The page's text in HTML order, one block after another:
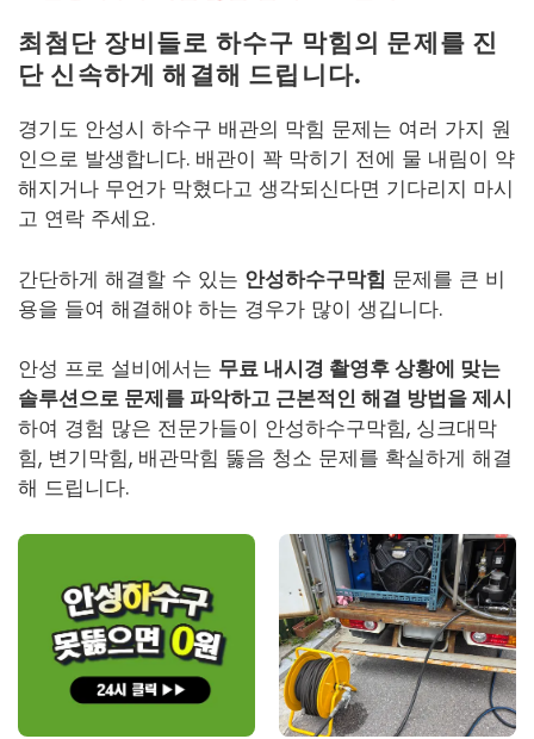
최첨단 장비들로 하수구 막힘의 문제를 진
단 신속하게 해결해 드립니다.
경기도 안성시 하수구 배관의 막힘 문제는 여러 가지 원
인으로 발생합니다. 배관이 꽉 막히기 전에 물 내림이 약
해지거나 무언가 막혔다고 생각되신다면 기다리지 마시
고 연락 주세요.
간단하게 해결할 수 있는 안성하수구막힘 문제를 큰 비
용을 들여 해결해야 하는 경우가 많이 생깁니다.
안성 프로 설비에서는 무료 내시경 촬영후 상황에 맞는
솔루션으로 문제를 파악하고 근본적인 해결 방법을 제시
하여 경험 많은 전문가들이 안성하수구막힘, 싱크대막
힘, 변기막힘, 배관막힘 뚫음 청소 문제를 확실하게 해결
해 드립니다.